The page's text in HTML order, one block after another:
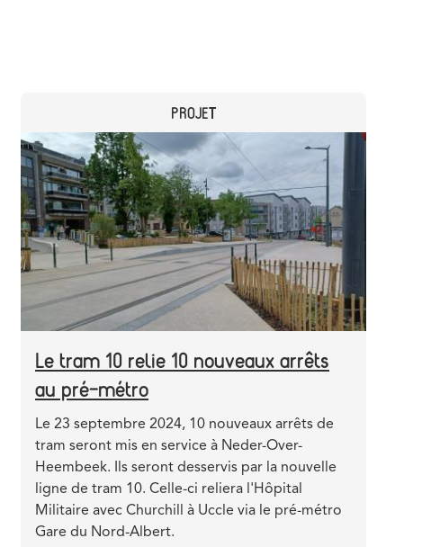
PROJET
Header
image
Image
Le tram 10 relie 10 nouveaux arrêts
au pré-métro
Teaser
Le 23 septembre 2024, 10 nouveaux arrêts de
tram seront mis en service à Neder-Over-
Heembeek. Ils seront desservis par la nouvelle
ligne de tram 10. Celle-ci reliera l'Hôpital
Militaire avec Churchill à Uccle via le pré-métro
Gare du Nord-Albert.